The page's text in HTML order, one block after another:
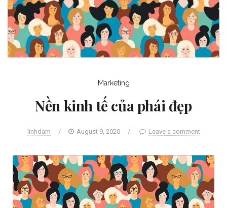
Marketing
Nền kinh tế của phái đẹp
linhdam / August 9, 2020 / Leave a comment